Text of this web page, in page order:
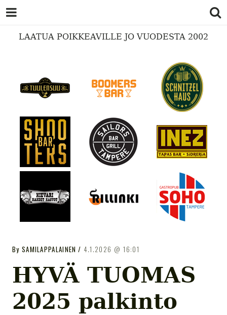
LAATUA POIKKEAVILLE JO VUODESTA 2002
GASTROPUB
Tampereen gastropubit
By SAMILAPPALAINEN 4.1.2026 16:01
HYVÄ TUOMAS
2025 palkinto
GASTROPUB